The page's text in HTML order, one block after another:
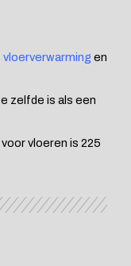
vloerverwarming en
zelfde is als een
vloeren is 225